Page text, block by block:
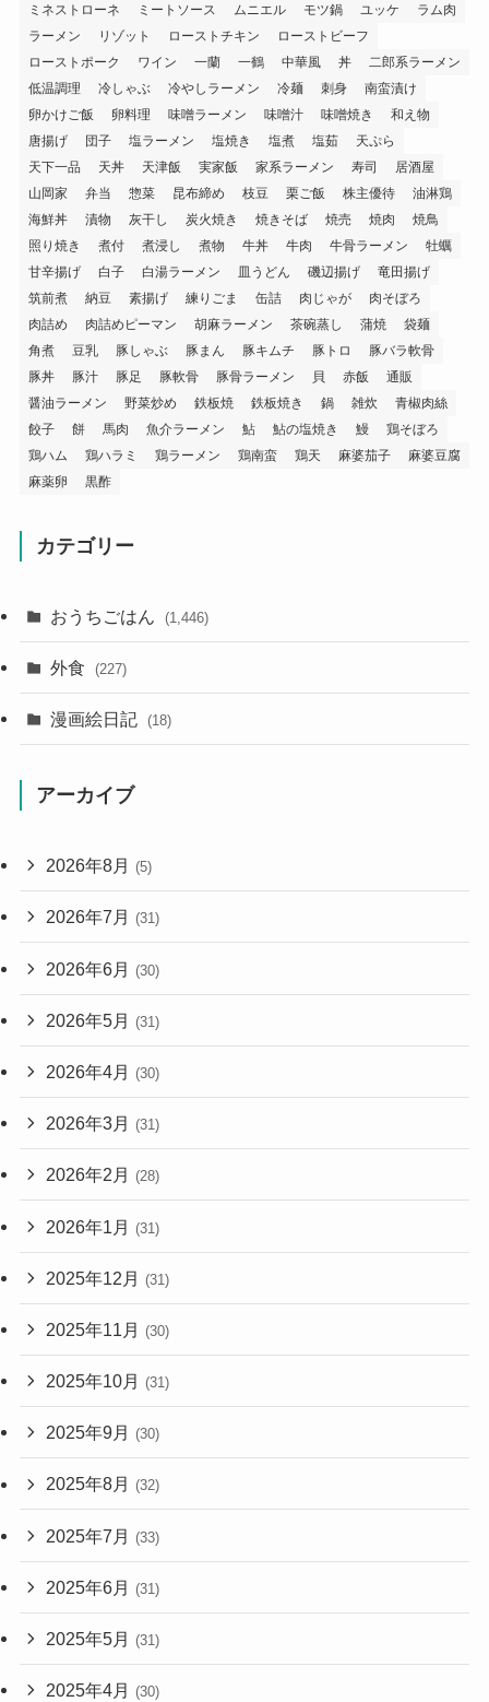
ミネストローネ ミートソース ムニエル モツ鍋 ユッケ
ラム肉
ラーメン
リゾット ローストチキン
ローストビーフ
ローストポーク
ワイン 一蘭 一鶴 中華風 丼
二郎系ラーメン
低温調理
冷しゃぶ 冷やしラーメン 冷麺 刺身
南蛮漬け
卵かけご飯
卵料理 味噌ラーメン 味噌汁 味噌焼き
和え物
唐揚げ
団子 塩ラーメン 塩焼き 塩煮 塩茹
天ぷら
天下一品
天丼 天津飯 実家飯 家系ラーメン 寿司
居酒屋
山岡家
弁当 惣菜 昆布締め 枝豆 栗ご飯 株主優待
油淋鶏
海鮮丼
漬物 灰干し 炭火焼き 焼きそば 焼売 焼肉
焼鳥
照り焼き
煮付 煮浸し 煮物 牛丼 牛肉 牛骨ラーメン
牡蠣
甘辛揚げ
白子 白湯ラーメン 皿うどん 磯辺揚げ
竜田揚げ
筑前煮
納豆 素揚げ 練りごま 缶詰 肉じゃが
肉そぼろ
肉詰め
肉詰めピーマン 胡麻ラーメン 茶碗蒸し 蒲焼
袋麺
角煮
豆乳 豚しゃぶ 豚まん 豚キムチ 豚トロ
豚バラ軟骨
豚丼
豚汁 豚足 豚軟骨 豚骨ラーメン 貝 赤飯
通販
醤油ラーメン
野菜炒め 鉄板焼 鉄板焼き 鍋 雑炊
青椒肉絲
餃子
餅 馬肉 魚介ラーメン 鮎 鮎の塩焼き 鰻
鶏そぼろ
鶏ハム
鶏ハラミ 鶏ラーメン 鶏南蛮 鶏天 麻婆茄子
麻婆豆腐
麻薬卵
黒酢
カテゴリー
おうちごはん (1,446)
外食 (227)
漫画絵日記 (18)
アーカイブ
2026年8月 (5)
2026年7月 (31)
2026年6月 (30)
2026年5月 (31)
2026年4月 (30)
2026年3月 (31)
2026年2月 (28)
2026年1月 (31)
2025年12月 (31)
2025年11月 (30)
2025年10月 (31)
2025年9月 (30)
2025年8月 (32)
2025年7月 (33)
2025年6月 (31)
2025年5月 (31)
2025年4月 (30)